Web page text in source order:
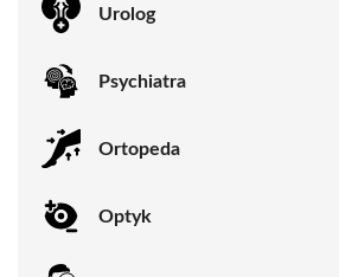
Urolog
Psychiatra
Ortopeda
Optyk